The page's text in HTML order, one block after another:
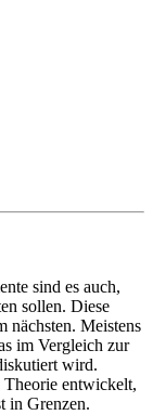
sind es auch,
sollen. Diese
nächsten. Meistens
im Vergleich zur
wird.
entwickelt,
in Grenzen.